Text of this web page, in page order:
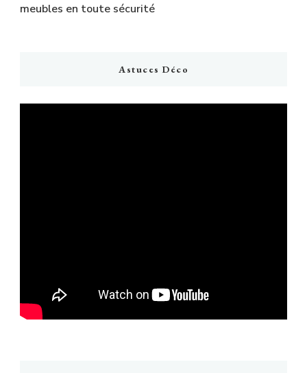
meubles en toute sécurité
Astuces Déco